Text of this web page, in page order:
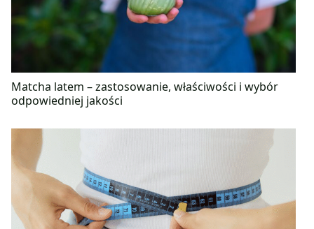
Matcha latem – zastosowanie, właściwości i wybór
odpowiedniej jakości